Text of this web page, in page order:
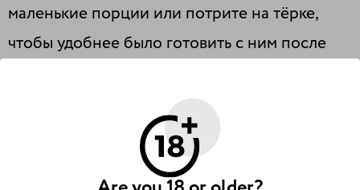
маленькие порции или потрите на тёрке,
чтобы удобнее было готовить с ним после
он станет крошиться. Оберните их пищевой
пленкой или восковой бумагой, после чего
поместите в закрывающийся пластиковый